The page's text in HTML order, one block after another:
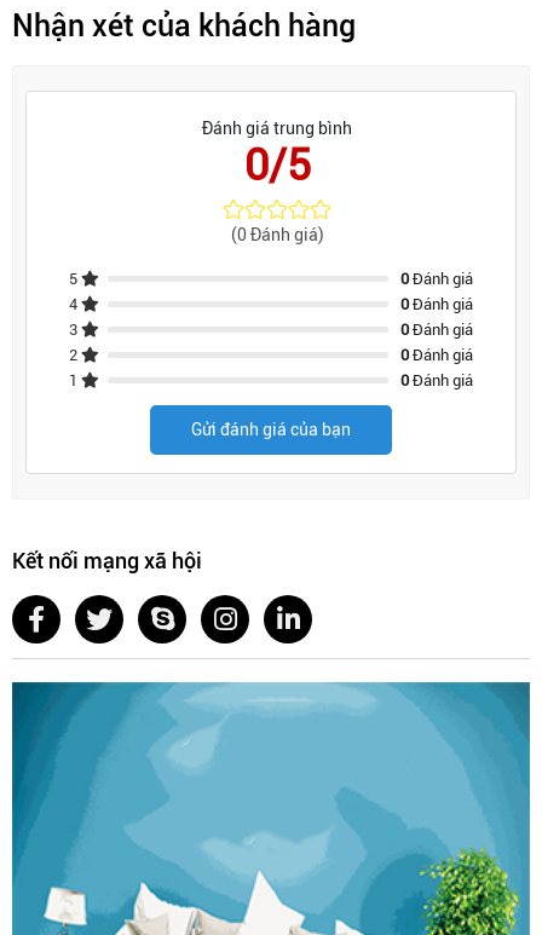
Nhận xét của khách hàng
Đánh giá trung bình
0/5
(0 Đánh giá)
5 0Đánh giá
4
0Đánh giá
3
0Đánh giá
2
0Đánh giá
1
0Đánh giá
Gửi đánh giá của bạn
Kết nối mạng xã hội